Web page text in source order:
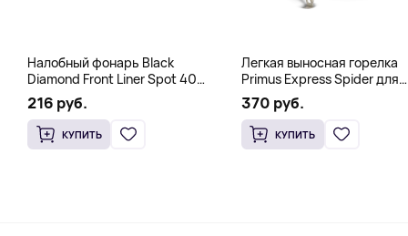
Налобный фонарь Black
Diamond Front Liner Spot 400-
R Azul, синий
216 руб.
КУПИТЬ
Легкая выносная горелка
Primus Express Spider для
быстрого кипячения,
стальной
370 руб.
КУПИТЬ